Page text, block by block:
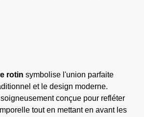
rotin symbolise l'union parfaite
et le design moderne.
conçue pour refléter
tout en mettant en avant les